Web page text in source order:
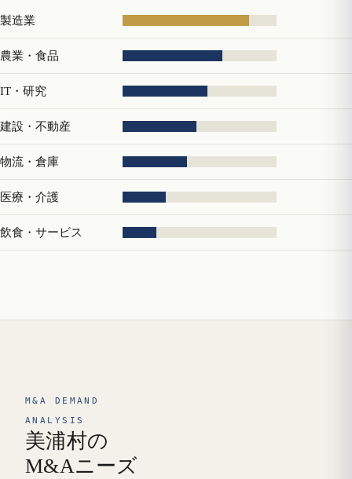
製造業
農業・食品
IT・研究
建設・不動産
物流・倉庫
医療・介護
飲食・サービス
M&A DEMAND
ANALYSIS
美浦村の
M&Aニーズ